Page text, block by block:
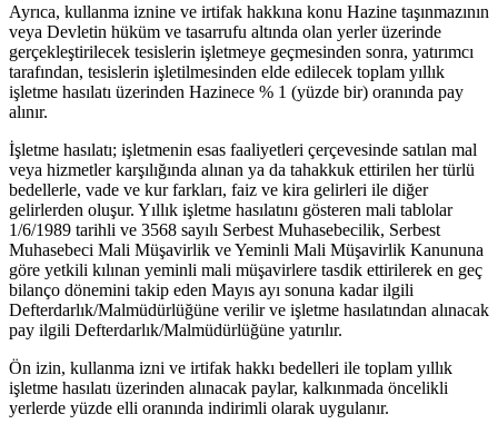
Ayrıca, kullanma iznine ve irtifak hakkına konu Hazine taşınmazının
veya Devletin hüküm ve tasarrufu altında olan yerler üzerinde
gerçekleştirilecek tesislerin işletmeye geçmesinden sonra, yatırımcı
tarafından, tesislerin işletilmesinden elde edilecek toplam yıllık
işletme hasılatı üzerinden Hazinece % 1 (yüzde bir) oranında pay
alınır.
İşletme hasılatı; işletmenin esas faaliyetleri çerçevesinde satılan mal
veya hizmetler karşılığında alınan ya da tahakkuk ettirilen her türlü
bedellerle, vade ve kur farkları, faiz ve kira gelirleri ile diğer
gelirlerden oluşur. Yıllık işletme hasılatını gösteren mali tablolar
1/6/1989 tarihli ve 3568 sayılı Serbest Muhasebecilik, Serbest
Muhasebeci Mali Müşavirlik ve Yeminli Mali Müşavirlik Kanununa
göre yetkili kılınan yeminli mali müşavirlere tasdik ettirilerek en geç
bilanço dönemini takip eden Mayıs ayı sonuna kadar ilgili
Defterdarlık/Malmüdürlüğüne verilir ve işletme hasılatından alınacak
pay ilgili Defterdarlık/Malmüdürlüğüne yatırılır.
Ön izin, kullanma izni ve irtifak hakkı bedelleri ile toplam yıllık
işletme hasılatı üzerinden alınacak paylar, kalkınmada öncelikli
yerlerde yüzde elli oranında indirimli olarak uygulanır.